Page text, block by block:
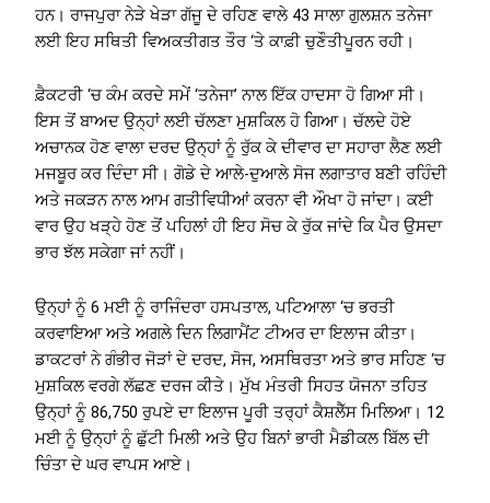
ਹਨ। ਰਾਜਪੁਰਾ ਨੇੜੇ ਖੇੜਾ ਗੱਜੂ ਦੇ ਰਹਿਣ ਵਾਲੇ 43 ਸਾਲਾ ਗੁਲਸ਼ਨ ਤਨੇਜਾ
ਲਈ ਇਹ ਸਥਿਤੀ ਵਿਅਕਤੀਗਤ ਤੌਰ ‘ਤੇ ਕਾਫ਼ੀ ਚੁਣੌਤੀਪੂਰਨ ਰਹੀ।
ਫ਼ੈਕਟਰੀ ‘ਚ ਕੰਮ ਕਰਦੇ ਸਮੇਂ ‘ਤਨੇਜਾ’ ਨਾਲ ਇੱਕ ਹਾਦਸਾ ਹੋ ਗਿਆ ਸੀ।
ਇਸ ਤੋਂ ਬਾਅਦ ਉਨ੍ਹਾਂ ਲਈ ਚੱਲਣਾ ਮੁਸ਼ਕਿਲ ਹੋ ਗਿਆ। ਚੱਲਦੇ ਹੋਏ
ਅਚਾਨਕ ਹੋਣ ਵਾਲਾ ਦਰਦ ਉਨ੍ਹਾਂ ਨੂੰ ਰੁੱਕ ਕੇ ਦੀਵਾਰ ਦਾ ਸਹਾਰਾ ਲੈਣ ਲਈ
ਮਜਬੂਰ ਕਰ ਦਿੰਦਾ ਸੀ। ਗੋਡੇ ਦੇ ਆਲੇ-ਦੁਆਲੇ ਸੋਜ ਲਗਾਤਾਰ ਬਣੀ ਰਹਿੰਦੀ
ਅਤੇ ਜਕੜਨ ਨਾਲ ਆਮ ਗਤੀਵਿਧੀਆਂ ਕਰਨਾ ਵੀ ਔਖਾ ਹੋ ਜਾਂਦਾ। ਕਈ
ਵਾਰ ਉਹ ਖੜ੍ਹੇ ਹੋਣ ਤੋਂ ਪਹਿਲਾਂ ਹੀ ਇਹ ਸੋਚ ਕੇ ਰੁੱਕ ਜਾਂਦੇ ਕਿ ਪੈਰ ਉਸਦਾ
ਭਾਰ ਝੱਲ ਸਕੇਗਾ ਜਾਂ ਨਹੀਂ।
ਉਨ੍ਹਾਂ ਨੂੰ 6 ਮਈ ਨੂੰ ਰਾਜਿੰਦਰਾ ਹਸਪਤਾਲ, ਪਟਿਆਲਾ ‘ਚ ਭਰਤੀ
ਕਰਵਾਇਆ ਅਤੇ ਅਗਲੇ ਦਿਨ ਲਿਗਾਮੈਂਟ ਟੀਅਰ ਦਾ ਇਲਾਜ ਕੀਤਾ।
ਡਾਕਟਰਾਂ ਨੇ ਗੰਭੀਰ ਜੋੜਾਂ ਦੇ ਦਰਦ, ਸੋਜ, ਅਸਥਿਰਤਾ ਅਤੇ ਭਾਰ ਸਹਿਣ ‘ਚ
ਮੁਸ਼ਕਿਲ ਵਰਗੇ ਲੱਛਣ ਦਰਜ ਕੀਤੇ। ਮੁੱਖ ਮੰਤਰੀ ਸਿਹਤ ਯੋਜਨਾ ਤਹਿਤ
ਉਨ੍ਹਾਂ ਨੂੰ 86,750 ਰੁਪਏ ਦਾ ਇਲਾਜ ਪੂਰੀ ਤਰ੍ਹਾਂ ਕੈਸ਼ਲੈੱਸ ਮਿਲਿਆ। 12
ਮਈ ਨੂੰ ਉਨ੍ਹਾਂ ਨੂੰ ਛੁੱਟੀ ਮਿਲੀ ਅਤੇ ਉਹ ਬਿਨਾਂ ਭਾਰੀ ਮੈਡੀਕਲ ਬਿੱਲ ਦੀ
ਚਿੰਤਾ ਦੇ ਘਰ ਵਾਪਸ ਆਏ।